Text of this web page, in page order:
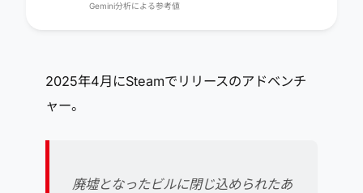
Gemini分析による参考値
2025年4月にSteamでリリースのアドベンチ
ャー。
廃墟となったビルに閉じ込められたあ